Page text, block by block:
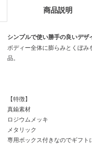
商品説明
シンプルで使い勝手の良いデザ
ボディー全体に膨らみとくぼ
品。
【特徴】
真鍮素材
ロジウムメッキ
メタリック
専用ボックス付きなのでギフト